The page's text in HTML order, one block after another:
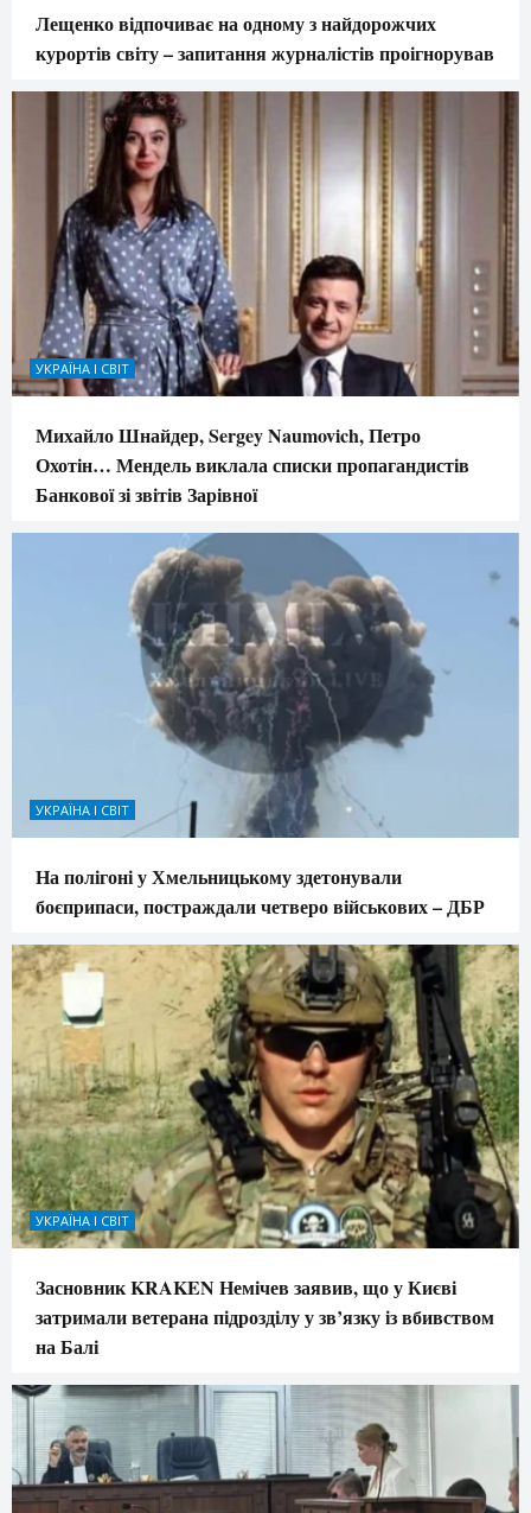
Лещенко відпочиває на одному з найдорожчих
курортів світу – запитання журналістів проігнорував
УКРАЇНА І СВІТ
Михайло Шнайдер, Sergey Naumovich, Петро
Охотін… Мендель виклала списки пропагандистів
Банкової зі звітів Зарівної
УКРАЇНА І СВІТ
На полігоні у Хмельницькому здетонували
боєприпаси, постраждали четверо військових – ДБР
УКРАЇНА І СВІТ
Засновник KRAKEN Немічев заявив, що у Києві
затримали ветерана підрозділу у зв’язку із вбивством
на Балі